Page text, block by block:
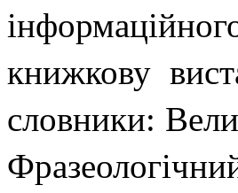
книжкову
словники: